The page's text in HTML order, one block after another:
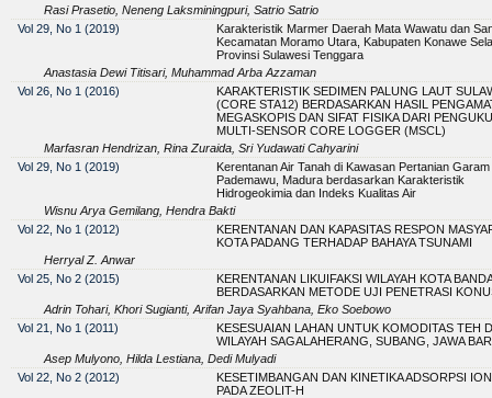
Rasi Prasetio, Neneng Laksminingpuri, Satrio Satrio
Vol 29, No 1 (2019)
Karakteristik Marmer Daerah Mata Wawatu dan
Kecamatan Moramo Utara, Kabupaten Konawe
Provinsi Sulawesi Tenggara
Anastasia Dewi Titisari, Muhammad Arba Azzaman
Vol 26, No 1 (2016)
KARAKTERISTIK SEDIMEN PALUNG LAUT
(CORE STA12) BERDASARKAN HASIL
MEGASKOPIS DAN SIFAT FISIKA DARI
MULTI-SENSOR CORE LOGGER (MSCL)
Marfasran Hendrizan, Rina Zuraida, Sri Yudawati Cahyarini
Vol 29, No 1 (2019)
Kerentanan Air Tanah di Kawasan Pertanian
Pademawu, Madura berdasarkan Karakteristik
Hidrogeokimia dan Indeks Kualitas Air
Wisnu Arya Gemilang, Hendra Bakti
Vol 22, No 1 (2012)
KERENTANAN DAN KAPASITAS RESPON
KOTA PADANG TERHADAP BAHAYA TSUNAMI
Herryal Z. Anwar
Vol 25, No 2 (2015)
KERENTANAN LIKUIFAKSI WILAYAH KOTA
BERDASARKAN METODE UJI PENETRASI
Adrin Tohari, Khori Sugianti, Arifan Jaya Syahbana, Eko Soebowo
Vol 21, No 1 (2011)
KESESUAIAN LAHAN UNTUK KOMODITAS TEH
WILAYAH SAGALAHERANG, SUBANG, JAWA
Asep Mulyono, Hilda Lestiana, Dedi Mulyadi
Vol 22, No 2 (2012)
KESETIMBANGAN DAN KINETIKA ADSORPSI
PADA ZEOLIT-H